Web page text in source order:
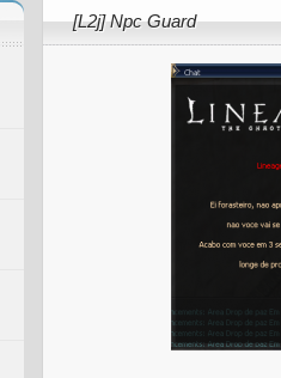
[L2j] Npc Guard